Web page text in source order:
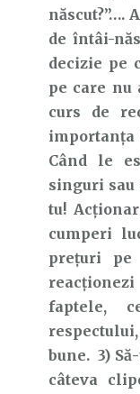
născut?”….
de întâi-
decizie pe
pe care nu
curs de
Când le
singuri sau
tu!
cumperi
prețuri
faptele,
bune. 3)
câteva